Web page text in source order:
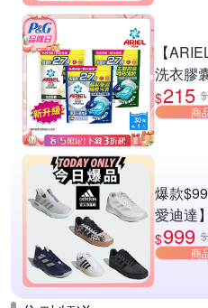
【
洗衣膠
(抗菌去
衣/自然
$215
商
爆款
愛迪達
運動鞋
均一價
$999
商